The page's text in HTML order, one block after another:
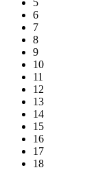
6
7
8
9
10
11
12
13
14
15
16
17
18